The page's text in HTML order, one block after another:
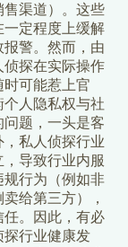
渠道）。这些
一定程度上缓解
警。然而，由
探在实际操作
可能惹上官
人隐私权与社
题，一头是客
私人侦探行业
导致行业内服
行为（例如非
给第三方），
。因此，有必
探行业健康发